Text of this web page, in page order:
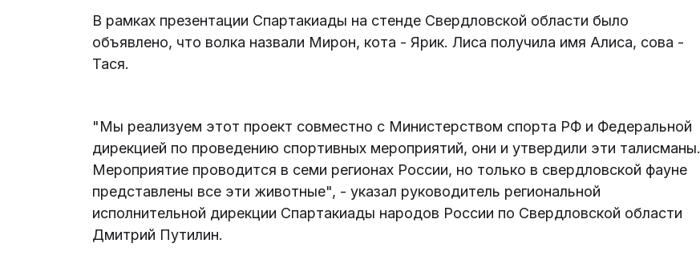
В рамках презентации Спартакиады на стенде Свердловской области было
объявлено, что волка назвали Мирон, кота - Ярик. Лиса получила имя Алиса, сова -
Тася.
"Мы реализуем этот проект совместно с Министерством спорта РФ и Федеральной
дирекцией по проведению спортивных мероприятий, они и утвердили эти талисманы.
Мероприятие проводится в семи регионах России, но только в свердловской фауне
представлены все эти животные", - указал руководитель региональной
исполнительной дирекции Спартакиады народов России по Свердловской области
Дмитрий Путилин.